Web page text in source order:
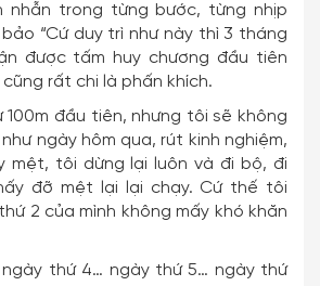
nhẫn trong từng bước, từng nhịp
“Cứ duy trì như này thì 3 tháng
được tấm huy chương đầu tiên
cũng rất chi là phấn khích.
đầu tiên, nhưng tôi sẽ không
ngày hôm qua, rút kinh nghiệm,
mệt, tôi dừng lại luôn và đi bộ, đi
đỡ mệt lại lại chạy. Cứ thế tôi
2 của mình không mấy khó khăn
thứ 4… ngày thứ 5… ngày thứ